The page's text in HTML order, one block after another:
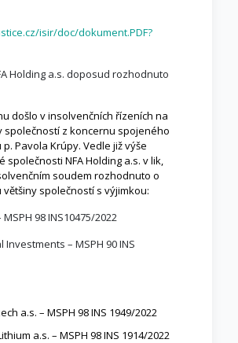
isir/doc/dokument.PDF?
Holding a.s. doposud rozhodnuto
došlo v insolvenčních řízeních na
společností z koncernu spojeného
Pavola Krúpy. Vedle již výše
společnosti NFA Holding a.s. v lik,
soudem rozhodnuto o
společností s výjimkou:
MSPH 98 INS10475/2022
Investments – MSPH 90 INS
a.s. – MSPH 98 INS 1949/2022
a.s. – MSPH 98 INS 1914/2022